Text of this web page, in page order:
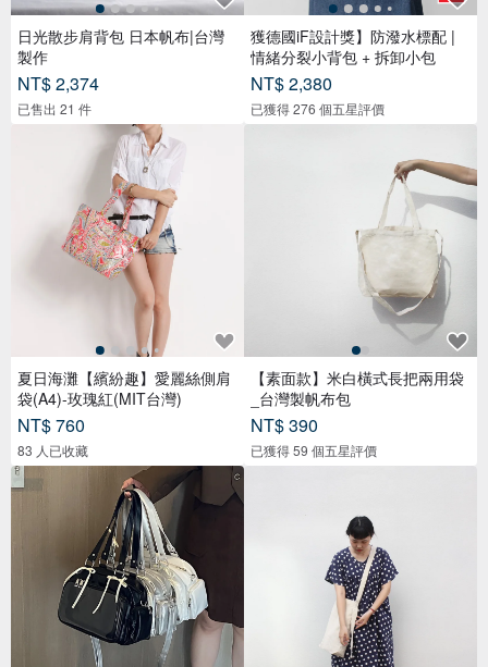
日光散步肩背包 日本帆布|台灣
製作
NT$ 2,374
已售出 21 件
夏日海灘【繽紛趣】愛麗絲側肩
袋(A4)-玫瑰紅(MIT台灣)
NT$ 760
83 人已收藏
獲德國iF設計獎】防潑水標配 |
情緒分裂小背包 + 拆卸小包
NT$ 2,380
已獲得 276 個五星評價
【素面款】米白橫式長把兩用袋
_台灣製帆布包
NT$ 390
已獲得 59 個五星評價